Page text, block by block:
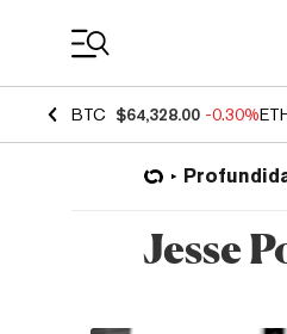
BTC $64,328.00 -0.30%
Jesse